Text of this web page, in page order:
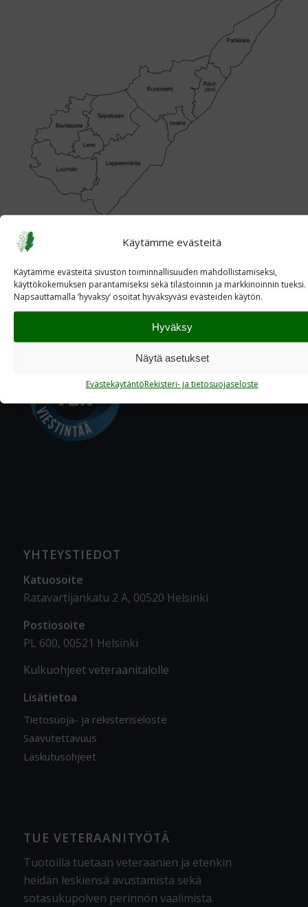
Käytämme evästeitä
Käytämme evästeitä sivuston toiminnallisuuden mahdollistamiseksi,
käyttökokemuksen parantamiseksi sekä tilastoinnin ja markkinoinnin tueksi.
Napsauttamalla ’hyvaksy’ osoitat hyväksyväsi evästeiden käytön.
Hyväksy
Näytä asetukset
EvästekäytäntöRekisteri- ja tietosuojaseloste
YHTEYSTIEDOT
Katuosoite
Ratavartijankatu 2 A, 00520 Helsinki
Postiosoite
PL 600, 00521 Helsinki
Kulkuohjeet veteraanitalolle
Lisätietoa
Tietosuoja- ja rekisteriseloste
Saavutettavuus
Laskutusohjeet
TUE VETERAANITYÖTÄ
Tuotoilla tuetaan veteraanien ja etenkin
heidän leskiensä avustamista sekä
sotasukupolven perinnön vaalimista.